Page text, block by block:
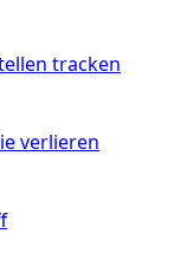
tracken
verlieren